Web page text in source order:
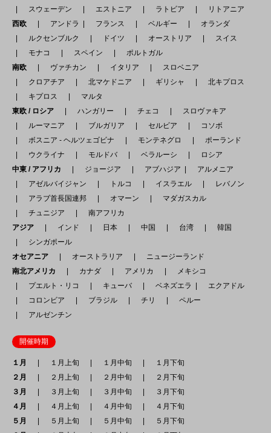
スウェーデン
エストニア ラトビア
リトアニア
西欧
アンドラ フランス ベルギー
オランダ
ルクセンブルク
ドイツ オーストリア
スイス
モナコ
スペイン
ポルトガル
南欧
ヴァチカン イタリア
スロベニア
クロアチア
北マケドニア ギリシャ
北キプロス
キプロス
マルタ
東欧 / ロシア
ハンガリー チェコ
スロヴァキア
ルーマニア
ブルガリア セルビア
コソボ
ボスニア - ヘルツェゴビナ
モンテネグロ
ポーランド
ウクライナ
モルドバ ベラルーシ
ロシア
中東 / アフリカ
ジョージア アブハジア
アルメニア
アゼルバイジャン
トルコ イスラエル
レバノン
アラブ首長国連邦
オマーン
マダガスカル
チュニジア
南アフリカ
アジア
インド 日本 中国 台湾
韓国
シンガポール
オセアニア
オーストラリア
ニュージーランド
南北アメリカ
カナダ アメリカ
メキシコ
プエルト・リコ
キューバ ベネズエラ
エクアドル
コロンビア
ブラジル チリ
ペルー
アルゼンチン
開催時期
１月 １月上旬 １月中旬
１月下旬
２月
２月上旬 ２月中旬
２月下旬
３月
３月上旬 ３月中旬
３月下旬
４月
４月上旬 ４月中旬
４月下旬
５月
５月上旬 ５月中旬
５月下旬